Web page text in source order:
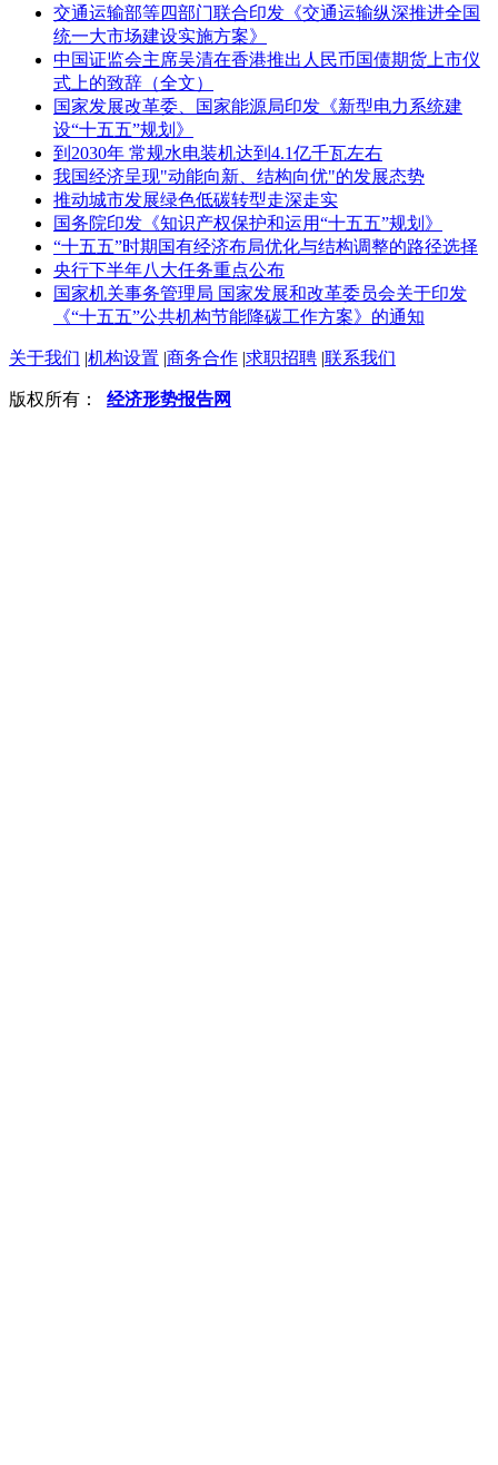
交通运输部等四部门联合印发《交通运输纵深推进全国
统一大市场建设实施方案》
中国证监会主席吴清在香港推出人民币国债期货上市仪
式上的致辞（全文）
国家发展改革委、国家能源局印发《新型电力系统建
设“十五五”规划》
到2030年 常规水电装机达到4.1亿千瓦左右
我国经济呈现"动能向新、结构向优"的发展态势
推动城市发展绿色低碳转型走深走实
国务院印发《知识产权保护和运用“十五五”规划》
“十五五”时期国有经济布局优化与结构调整的路径选择
央行下半年八大任务重点公布
国家机关事务管理局 国家发展和改革委员会关于印发
《“十五五”公共机构节能降碳工作方案》的通知
关于我们 |机构设置 |商务合作 |求职招聘 |联系我们
版权所有： 经济形势报告网